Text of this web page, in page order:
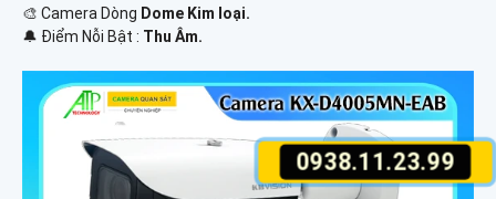
0938.11.23.99
🎨 Camera Dòng Dome Kim loại.
️🔔 Điểm Nỗi Bật : Thu Âm.